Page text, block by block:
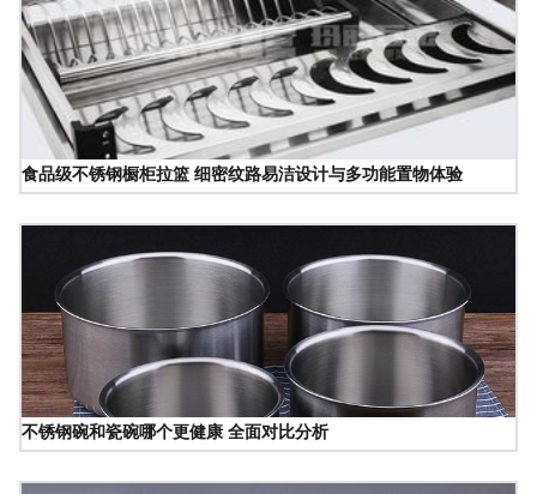
食品级不锈钢橱柜拉篮 细密纹路易洁设计与多功能置物体验
不锈钢碗和瓷碗哪个更健康 全面对比分析